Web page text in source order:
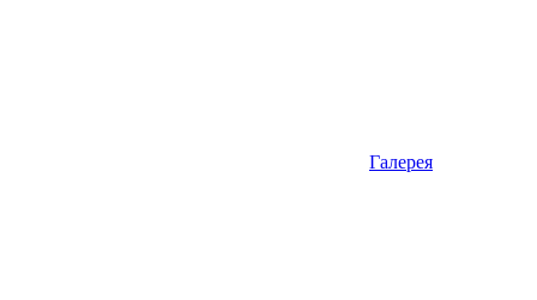
Галерея